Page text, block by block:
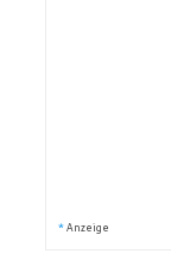
* Anzeige